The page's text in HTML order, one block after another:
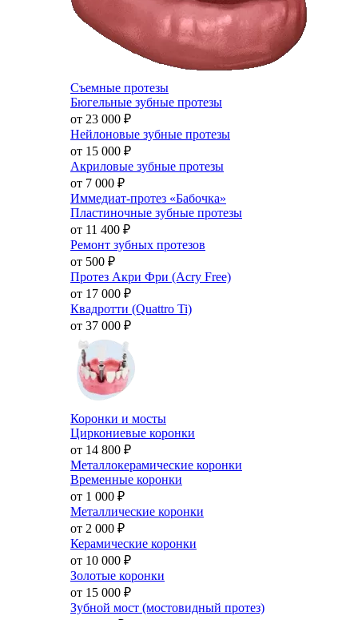
Съемные протезы
Бюгельные зубные протезы
от 23 000 ₽
Нейлоновые зубные протезы
от 15 000 ₽
Акриловые зубные протезы
от 7 000 ₽
Иммедиат-протез «Бабочка»
Пластиночные зубные протезы
от 11 400 ₽
Ремонт зубных протезов
от 500 ₽
Протез Акри Фри (Acry Free)
от 17 000 ₽
Квадротти (Quattro Ti)
от 37 000 ₽
Коронки и мосты
Циркониевые коронки
от 14 800 ₽
Металлокерамические коронки
Временные коронки
от 1 000 ₽
Металлические коронки
от 2 000 ₽
Керамические коронки
от 10 000 ₽
Золотые коронки
от 15 000 ₽
Зубной мост (мостовидный протез)